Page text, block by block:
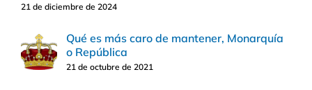
21 de diciembre de 2024
Qué es más caro de mantener, Monarquía
o República
21 de octubre de 2021